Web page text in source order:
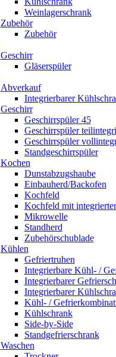
Weinlagerschrank
Zubehör
Zubehör
Geschirr
Gläserspüler
Abverkauf
Integrierbarer
Geschirr
Geschirrspüler 45
Geschirrspüler
Geschirrspüler
Standgeschirrspüler
Kochen
Dunstabzugshaube
Einbauherd/Backofen
Kochfeld
Kochfeld mit
Mikrowelle
Standherd
Zubehörschublade
Kühlen
Gefriertruhen
Integrierbare Kühl- /
Integrierbarer
Integrierbarer
Kühl- /
Kühlschrank
Side-by-Side
Standgefrierschrank
Waschen